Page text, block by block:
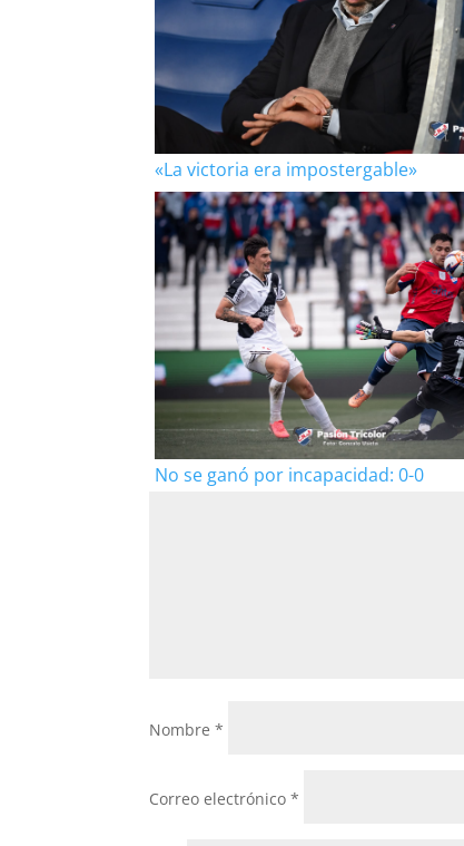
«La victoria era impostergable»
No se ganó por incapacidad: 0-0
Nombre*
Correo electrónico*